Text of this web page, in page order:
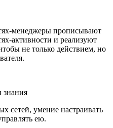
менеджеры прописывают
активности и реализуют
не только действием, но
знания
сетей, умение настраивать
ею.